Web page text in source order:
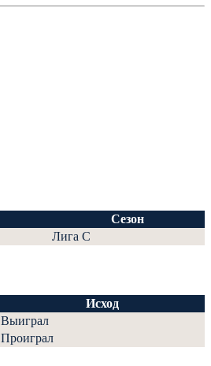
Сезон
Лига С
Исход
Выиграл
Проиграл